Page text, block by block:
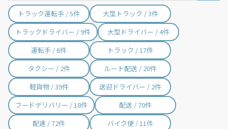
東庄町 / 8件
九十九里町 / 2件
芝山町 / 2件
横芝光町 / 3件
一宮町 / 12件
睦沢町 / 1件
長生村 / 3件
白子町 / 2件
長柄町 / 1件
長南町 / 2件
大多喜町 / 16件
御宿町 / 1件
鋸南町 / 3件
トラック運転手 / 5件
大型トラック / 3件
トラックドライバー / 9件
大型ドライバー / 4件
運転手 / 6件
トラック / 17件
タクシー / 2件
ルート配送 / 20件
軽貨物 / 39件
送迎ドライバー / 2件
フードデリバリー / 18件
配送 / 70件
配達 / 72件
バイク便 / 11件